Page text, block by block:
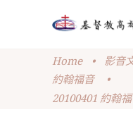
Home • 影音
約翰福音
•
20100401 約翰